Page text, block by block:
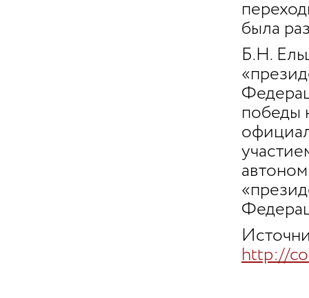
была
Б.Н.
победы
http://